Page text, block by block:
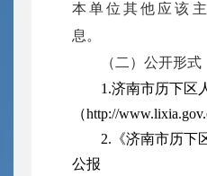
本单位其他应该
息。
（二）公开形式
1.济南市历下区
（http://
2.《济南市历下
公报